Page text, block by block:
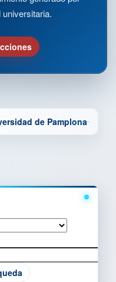
de Pamplona